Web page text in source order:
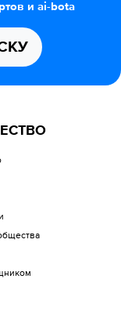
и ai-bota